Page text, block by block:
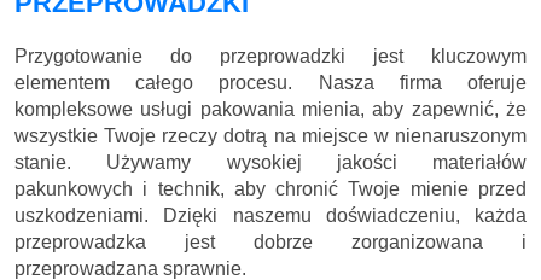
Przygotowanie do przeprowadzki jest kluczowym
elementem całego procesu. Nasza firma oferuje
kompleksowe usługi pakowania mienia, aby zapewnić, że
wszystkie Twoje rzeczy dotrą na miejsce w nienaruszonym
stanie. Używamy wysokiej jakości materiałów
pakunkowych i technik, aby chronić Twoje mienie przed
uszkodzeniami. Dzięki naszemu doświadczeniu, każda
przeprowadzka jest dobrze zorganizowana i
przeprowadzana sprawnie.